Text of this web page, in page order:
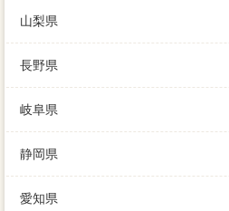
山梨県
長野県
岐阜県
静岡県
愛知県